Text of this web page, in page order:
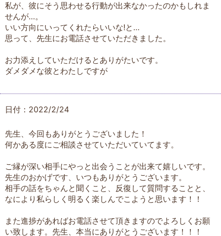
私が、彼にそう思わせる行動が出来なかったのかもしれま
せんが…。
いい方向にいってくれたらいいな!と…
思って、先生にお電話させていただきました。
お力添えしていただけるとありがたいです。
ダメダメな彼とわたしですが
日付：2022/2/24
先生、今回もありがとうございました！
何かある度にご相談させていただいていてます。
ご縁が深い相手にやっと出会うことが出来て嬉しいです。
先生のおかげです、いつもありがとうございます。
相手の話をちゃんと聞くこと、反復して質問することと、
なにより私らしく明るく楽しんでこようと思います！！
また進捗があればお電話させて頂きますのでよろしくお願
い致します。先生、本当にありがとうございます！！！